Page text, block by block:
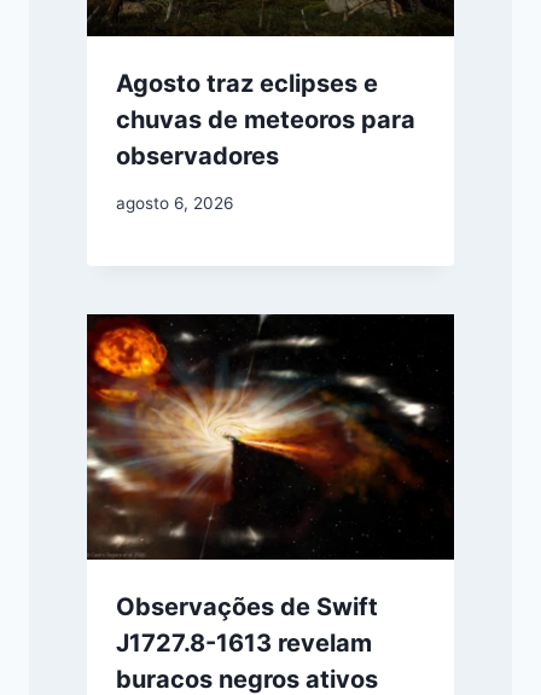
Agosto traz eclipses e
chuvas de meteoros para
observadores
agosto 6, 2026
Observações de Swift
J1727.8-1613 revelam
buracos negros ativos